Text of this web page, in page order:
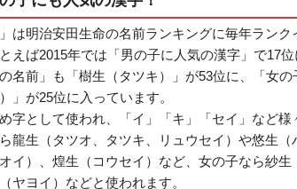
は明治安田生命の名前ランキングに毎年ランク
えば2015年では「男の子に人気の漢字」で17位
名前」も「樹生（タツキ）」が53位に、「女の
」が25位に入っています。
字として使われ、「イ」「キ」「セイ」など様
龍生（タツオ、タツキ、リュウセイ）や悠生（
イ）、煌生（コウセイ）など、女の子なら紗生
ヤヨイ）などと使われます。